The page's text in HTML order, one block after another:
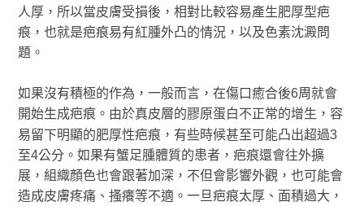
人厚，所以當皮膚受損後，相對比較容易產生肥厚型疤
痕，也就是疤痕易有紅腫外凸的情況，以及色素沈澱問
題。
如果沒有積極的作為，一般而言，在傷口癒合後6周就會
開始生成疤痕。由於真皮層的膠原蛋白不正常的增生，容
易留下明顯的肥厚性疤痕，有些時候甚至可能凸出超過3
至4公分。如果有蟹足腫體質的患者，疤痕還會往外擴
展，組織顏色也會跟著加深，不但會影響外觀，也可能會
造成皮膚疼痛、搔癢等不適。一旦疤痕太厚、面積過大，